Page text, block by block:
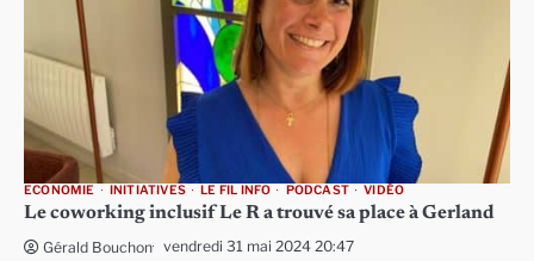
ECONOMIE INITIATIVES LE FIL INFO PODCAST VIDÉO
Le coworking inclusif Le R a trouvé sa place à Gerland
Gérald Bouchon vendredi 31 mai 2024 20:47